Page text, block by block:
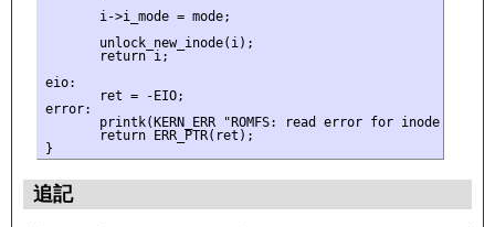
       i->i_mode = mode;
       unlock_new_inode(i);
       return i;
eio:
       ret = -EIO;
error:
printk(KERN_ERR "ROMFS: read error for inode
       return ERR_PTR(ret);
追記